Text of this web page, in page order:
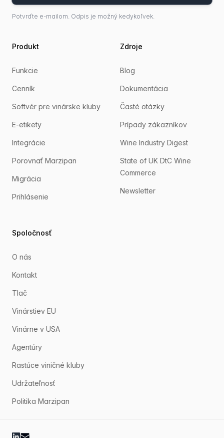
Potvrďte e-mailom. Odpis je možný kedykoľvek.
Produkt
Funkcie
Cenník
Softvér pre vinárske kluby
E-etikety
Integrácie
Porovnať Marzipan
Migrácia
Prihlásenie
Zdroje
Blog
Dokumentácia
Časté otázky
Prípady zákazníkov
Wine Industry Digest
State of UK DtC Wine
Commerce
Newsletter
Spoločnosť
O nás
Kontakt
Tlač
Vinárstiev EU
Vinárne v USA
Agentúry
Rastúce viničné kluby
Udržateľnosť
Politika Marzipan